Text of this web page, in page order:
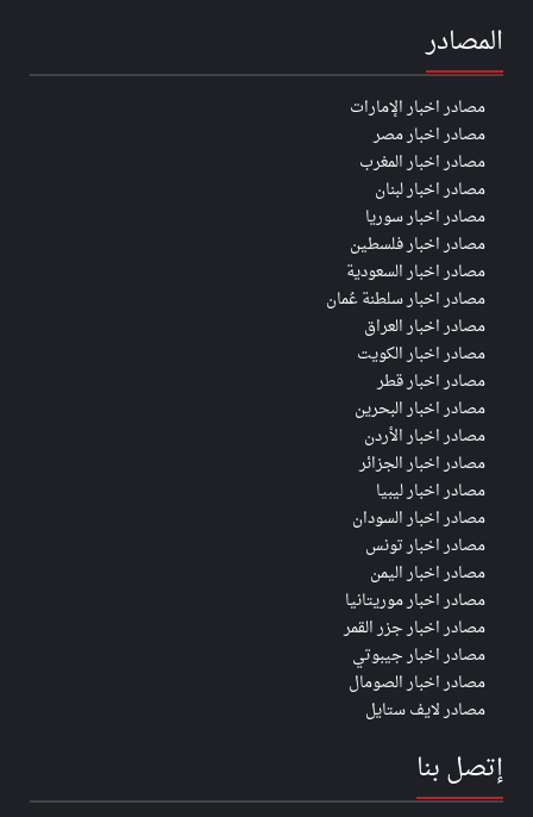
المصادر
مصادر اخبار الإمارات
مصادر اخبار مصر
مصادر اخبار المغرب
مصادر اخبار لبنان
مصادر اخبار سوريا
مصادر اخبار فلسطين
مصادر اخبار السعودية
مصادر اخبار سلطنة عُمان
مصادر اخبار العراق
مصادر اخبار الكويت
مصادر اخبار قطر
مصادر اخبار البحرين
مصادر اخبار الأردن
مصادر اخبار الجزائر
مصادر اخبار ليبيا
مصادر اخبار السودان
مصادر اخبار تونس
مصادر اخبار اليمن
مصادر اخبار موريتانيا
مصادر اخبار جزر القمر
مصادر اخبار جيبوتي
مصادر اخبار الصومال
مصادر لايف ستايل
إتصل بنا